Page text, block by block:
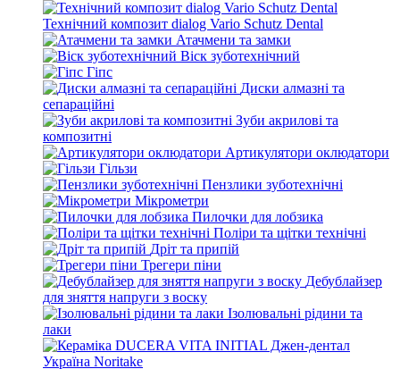
Технічний композит dialog Vario Schutz Dental
Атачмени та замки
Віск зуботехнічний
Гіпс
Диски алмазні та
сепараційні
Зуби акрилові та
композитні
Артикулятори оклюдатори
Гільзи
Пензлики зуботехнічні
Мікрометри
Пилочки для лобзика
Поліри та щітки технічні
Дріт та припій
Трегери піни
Дебублайзер
для зняття напруги з воску
Ізолювальні рідини та
лаки